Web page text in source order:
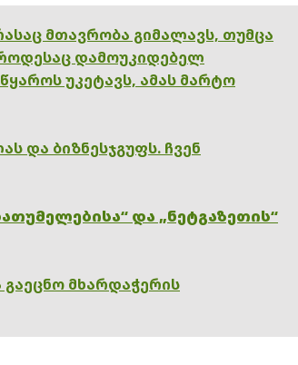
მთავრობა გიმალავს, თუმცა
დამოუკიდებელ
უკეტავს, ამას მარტო
და ბიზნესჯგუფს. ჩვენ
და „ნეტგაზეთის“
მხარდაჭერის